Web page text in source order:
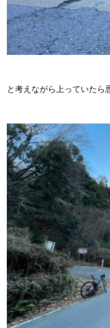
と考えながら上っていたら